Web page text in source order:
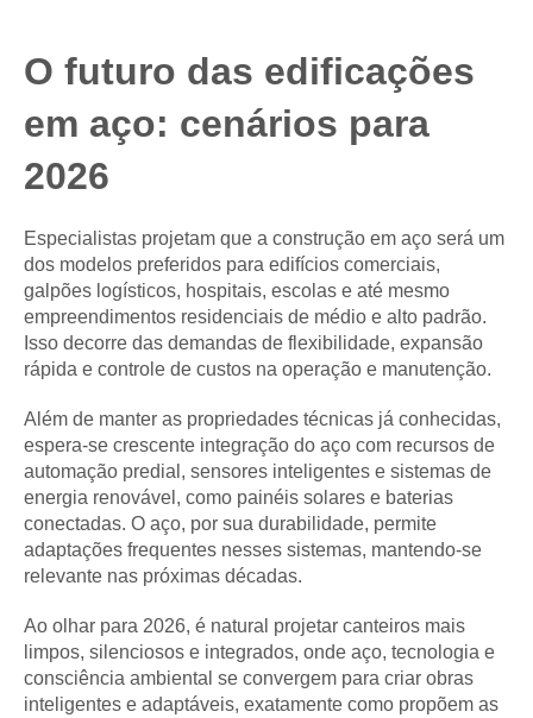
O futuro das edificações
em aço: cenários para
2026
Especialistas projetam que a construção em aço será um
dos modelos preferidos para edifícios comerciais,
galpões logísticos, hospitais, escolas e até mesmo
empreendimentos residenciais de médio e alto padrão.
Isso decorre das demandas de flexibilidade, expansão
rápida e controle de custos na operação e manutenção.
Além de manter as propriedades técnicas já conhecidas,
espera-se crescente integração do aço com recursos de
automação predial, sensores inteligentes e sistemas de
energia renovável, como painéis solares e baterias
conectadas. O aço, por sua durabilidade, permite
adaptações frequentes nesses sistemas, mantendo-se
relevante nas próximas décadas.
Ao olhar para 2026, é natural projetar canteiros mais
limpos, silenciosos e integrados, onde aço, tecnologia e
consciência ambiental se convergem para criar obras
inteligentes e adaptáveis, exatamente como propõem as